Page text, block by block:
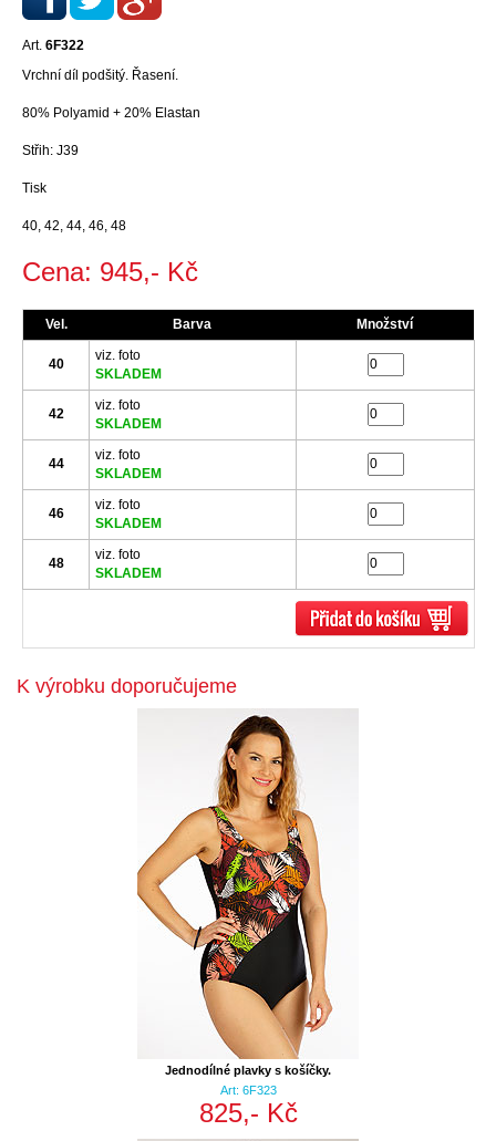
Art. 6F322
Vrchní díl podšitý. Řasení.
80% Polyamid + 20% Elastan
Střih: J39
Tisk
40, 42, 44, 46, 48
Cena: 945,- Kč
Vel. Barva Množství
40
viz. foto
SKLADEM
42
viz. foto
SKLADEM
44
viz. foto
SKLADEM
46
viz. foto
SKLADEM
48
viz. foto
SKLADEM
K výrobku doporučujeme
Jednodílné plavky s košíčky.
Art: 6F323
825,- Kč